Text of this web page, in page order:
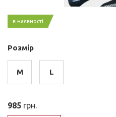
в наявності
Розмір
M L
985 грн.